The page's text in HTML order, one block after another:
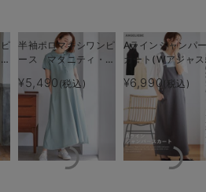
シールファスナーで授乳も楽々
半袖ポロマキシワンピ
ース マタニティ・授
乳服【出産後も長く使
える】
¥5,490 (税込)
Aラインジャンパ
カート(Wアジャ
ー付) マタニティ
授乳服【出産後も
着られる】
¥6,990 (税込)